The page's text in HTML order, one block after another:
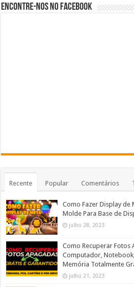
Encontre-nos no Facebook
Recente Popular Comentários
Como Fazer Display de
Molde Para Base de
julho 28, 2023
Como Recuperar Fotos
Computador,
Memória Totalmente
julho 21, 2023